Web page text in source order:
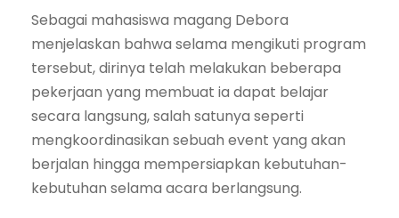
Sebagai mahasiswa magang Debora
menjelaskan bahwa selama mengikuti program
tersebut, dirinya telah melakukan beberapa
pekerjaan yang membuat ia dapat belajar
secara langsung, salah satunya seperti
mengkoordinasikan sebuah event yang akan
berjalan hingga mempersiapkan kebutuhan-
kebutuhan selama acara berlangsung.